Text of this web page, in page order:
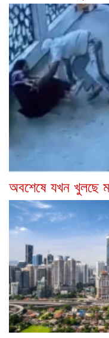
অবশেষে যখন খুলছে